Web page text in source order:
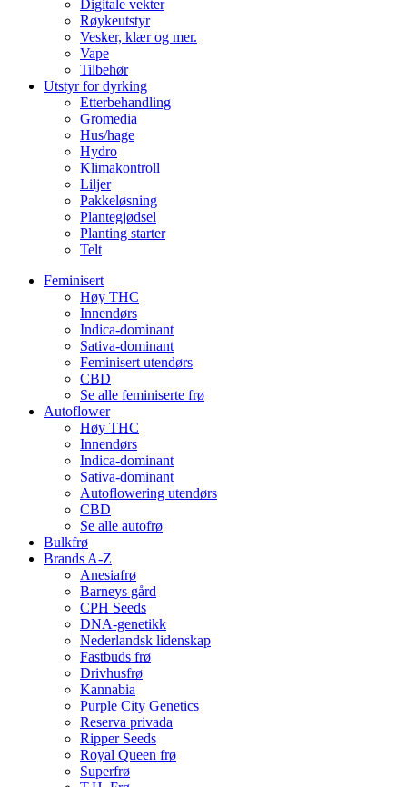
Digitale vekter
Røykeutstyr
Vesker, klær og mer.
Vape
Tilbehør
Utstyr for dyrking
Etterbehandling
Gromedia
Hus/hage
Hydro
Klimakontroll
Liljer
Pakkeløsning
Plantegjødsel
Planting starter
Telt
Feminisert
Høy THC
Innendørs
Indica-dominant
Sativa-dominant
Feminisert utendørs
CBD
Se alle feminiserte frø
Autoflower
Høy THC
Innendørs
Indica-dominant
Sativa-dominant
Autoflowering utendørs
CBD
Se alle autofrø
Bulkfrø
Brands A-Z
Anesiafrø
Barneys gård
CPH Seeds
DNA-genetikk
Nederlandsk lidenskap
Fastbuds frø
Drivhusfrø
Kannabia
Purple City Genetics
Reserva privada
Ripper Seeds
Royal Queen frø
Superfrø